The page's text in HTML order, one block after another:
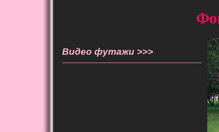
Видео футажи >>>